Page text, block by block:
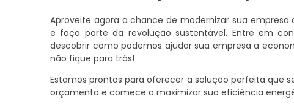
Aproveite agora a chance de modernizar sua
e faça parte da revolução sustentável. Entre em
descobrir como podemos ajudar sua empresa a
não fique para trás!
Estamos prontos para oferecer a solução perfeita que
orçamento e comece a maximizar sua eficiência